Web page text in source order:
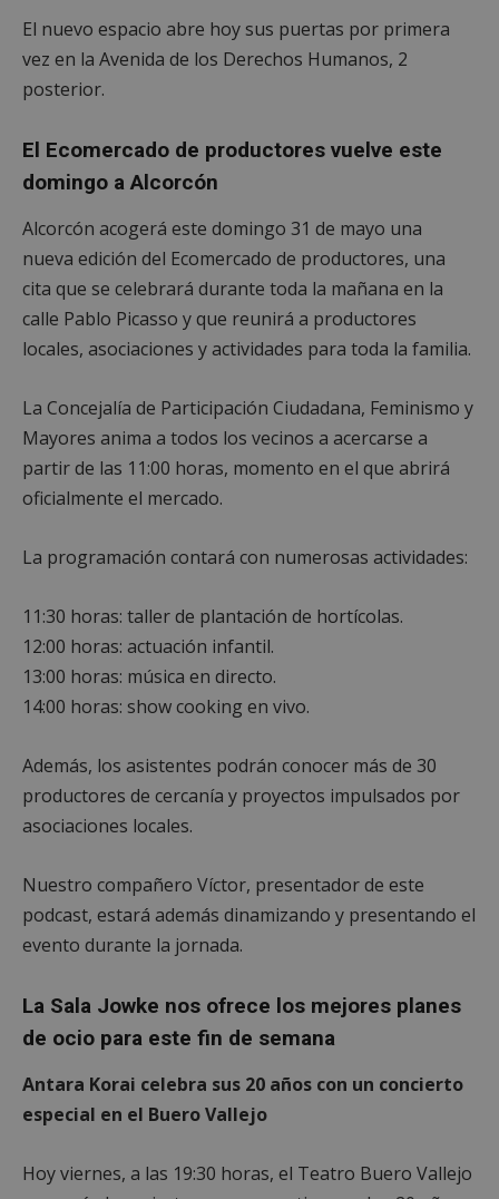
El nuevo espacio abre hoy sus puertas por primera
vez en la Avenida de los Derechos Humanos, 2
posterior.
El Ecomercado de productores vuelve este
domingo a Alcorcón
Alcorcón acogerá este domingo 31 de mayo una
nueva edición del Ecomercado de productores, una
cita que se celebrará durante toda la mañana en la
calle Pablo Picasso y que reunirá a productores
locales, asociaciones y actividades para toda la familia.
La Concejalía de Participación Ciudadana, Feminismo y
Mayores anima a todos los vecinos a acercarse a
partir de las 11:00 horas, momento en el que abrirá
oficialmente el mercado.
La programación contará con numerosas actividades:
11:30 horas: taller de plantación de hortícolas.
12:00 horas: actuación infantil.
13:00 horas: música en directo.
14:00 horas: show cooking en vivo.
Además, los asistentes podrán conocer más de 30
productores de cercanía y proyectos impulsados por
asociaciones locales.
Nuestro compañero Víctor, presentador de este
podcast, estará además dinamizando y presentando el
evento durante la jornada.
La Sala Jowke nos ofrece los mejores planes
de ocio para este fin de semana
Antara Korai celebra sus 20 años con un concierto
especial en el Buero Vallejo
Hoy viernes, a las 19:30 horas, el Teatro Buero Vallejo